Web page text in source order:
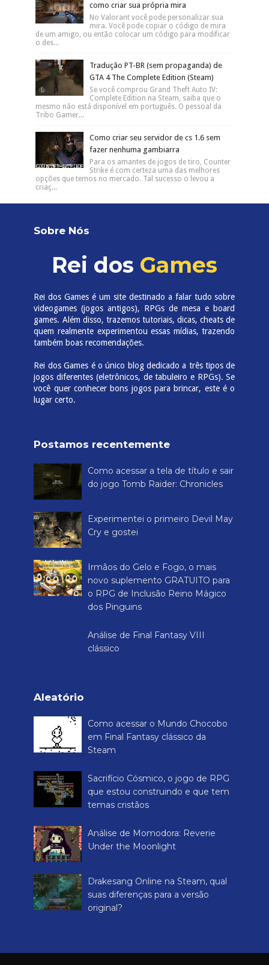
como criar sua própria mira
No Valorant você pode personalizar sua
mira. Você pode copiar o código de mira
de um amigo, ou então colocar um código para modificar
o des...
Tradução PT-BR (sem propaganda) de
GTA 4 The Complete Edition (Steam)
Se você comprou Grand Theft Auto IV:
Complete Edition na Steam, saiba que o
mesmo não está disponível em português. O pessoal da
Tribo Gamer...
Como criar seu servidor de cs 1.6 sem
fazer nenhuma gambiarra
Para os amantes de jogos de tiro, Counter
Strike é com certeza uma das melhores
opções que temos no mercado. Tal sucesso o levou a
criaç...
Sobre Nós
Rei dos Games
Rei dos Games é um site destinado a falar tudo sobre
videogames (jogos antigos), RPGs de mesa e board
games. Além disso, trazemos tutoriais, dicas, cheats de
quem realmente experimentou essas mídias, trazendo
também boas recomendações.
Rei dos Games é o único blog dedicado a três tipos de
jogos diferentes (eletrônicos, de tabuleiro e RPGs). Se
você quer conhecer bons jogos para brincar, este é o
lugar certo.
Postamos recentemente
Como acessar a tela de título e sair
do jogo Tomb Raider: Chronicles
Experimentei o primeiro Devil May
Cry e gostei
Irmãos do Gelo e Fogo, o mais
novo suplemento GRATUITO para
o RPG de Inclusão Reino Mágico
dos Pinguins
Análise de Final Fantasy VIII
clássico
Aleatório
Como acessar o Mundo Chocobo
em Final Fantasy clássico da
Steam
Sacrifício Cósmico, o jogo de RPG
que estou construindo e que tem
temas cristãos
Análise de Momodora: Reverie
Under the Moonlight
Drakesang Online na Steam, qual
suas diferenças para a versão
original?